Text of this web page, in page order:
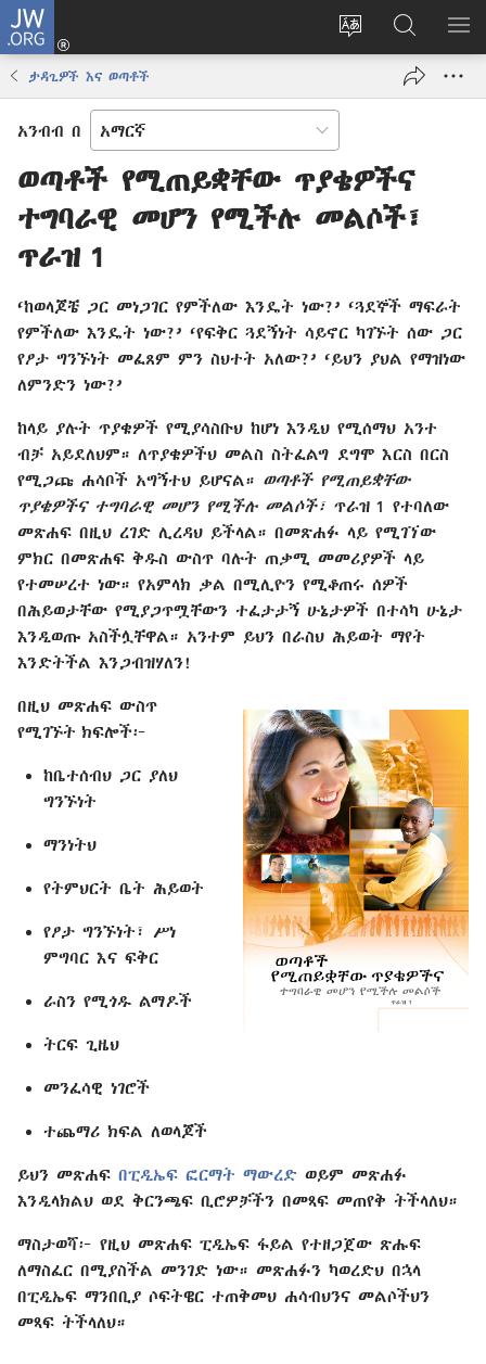
JW.ORG
የድረ
ግባ
(አዲስ
JW.ORG
ላይ
መፈለጊያ
ታዳጊዎች እና ወጣቶች
አንብብ በ
ወጣቶች የሚጠይቋቸው ጥያቄዎችና
ተግባራዊ መሆን የሚችሉ መልሶች፣
ጥራዝ 1
‘ከወላጆቼ ጋር መነጋገር የምችለው እንዴት ነው?’ ‘ጓደኞች ማፍራት
የምችለው እንዴት ነው?’ ‘የፍቅር ጓደኝነት ሳይኖር ካገኙት ሰው ጋር
የፆታ ግንኙነት መፈጸም ምን ስህተት አለው?’ ‘ይህን ያህል የማዝነው
ለምንድን ነው?’
ከላይ ያሉት ጥያቄዎች የሚያሳስቡህ ከሆነ እንዲህ የሚሰማህ አንተ
ብቻ አይደለህም። ለጥያቄዎችህ መልስ ስትፈልግ ደግሞ እርስ በርስ
የሚጋጩ ሐሳቦች አግኝተህ ይሆናል። ወጣቶች የሚጠይቋቸው
ጥያቄዎችና ተግባራዊ መሆን የሚችሉ መልሶች፣ ጥራዝ 1 የተባለው
መጽሐፍ በዚህ ረገድ ሊረዳህ ይችላል። በመጽሐፉ ላይ የሚገኘው
ምክር በመጽሐፍ ቅዱስ ውስጥ ባሉት ጠቃሚ መመሪያዎች ላይ
የተመሠረተ ነው። የአምላክ ቃል በሚሊዮን የሚቆጠሩ ሰዎች
በሕይወታቸው የሚያጋጥሟቸውን ተፈታታኝ ሁኔታዎች በተሳካ ሁኔታ
እንዲወጡ አስችሏቸዋል። አንተም ይህን በራስህ ሕይወት ማየት
እንድትችል እንጋብዝሃለን!
በዚህ መጽሐፍ ውስጥ
የሚገኙት ክፍሎች፦
ከቤተሰብህ ጋር ያለህ
ግንኙነት
ማንነትህ
የትምህርት ቤት ሕይወት
የፆታ ግንኙነት፣ ሥነ
ምግባር እና ፍቅር
ራስን የሚጎዱ ልማዶች
ትርፍ ጊዜህ
መንፈሳዊ ነገሮች
ተጨማሪ ክፍል ለወላጆች
ይህን መጽሐፍ በፒዲኤፍ ፎርማት ማውረድ ወይም መጽሐፉ
እንዲላክልህ ወደ ቅርንጫፍ ቢሮዎቻችን በመጻፍ መጠየቅ ትችላለህ።
ማስታወሻ፦ የዚህ መጽሐፍ ፒዲኤፍ ፋይል የተዘጋጀው ጽሑፍ
ለማስፈር በሚያስችል መንገድ ነው። መጽሐፉን ካወረድህ በኋላ
በፒዲኤፍ ማንበቢያ ሶፍትዌር ተጠቅመህ ሐሳብህንና መልሶችህን
መጻፍ ትችላለህ።